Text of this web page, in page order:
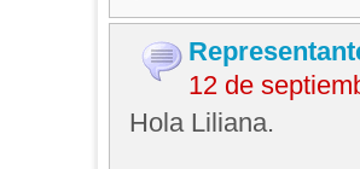
12 de
Hola Liliana.